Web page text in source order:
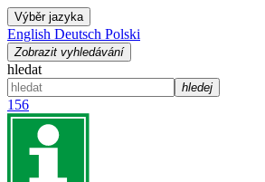
Výběr jazyka
English Deutsch Polski
Zobrazit vyhledávání
hledat
hledej
156